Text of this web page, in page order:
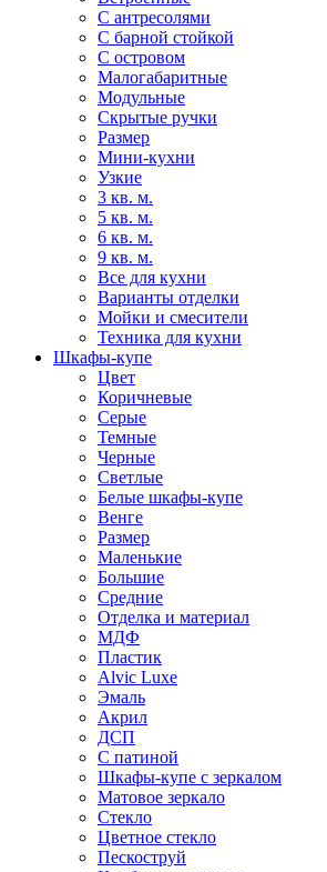
С антресолями
С барной стойкой
С островом
Малогабаритные
Модульные
Скрытые ручки
Размер
Мини-кухни
Узкие
3 кв. м.
5 кв. м.
6 кв. м.
9 кв. м.
Все для кухни
Варианты отделки
Мойки и смесители
Техника для кухни
Шкафы-купе
Цвет
Коричневые
Серые
Темные
Черные
Светлые
Белые шкафы-купе
Венге
Размер
Маленькие
Большие
Средние
Отделка и материал
МДФ
Пластик
Alvic Luxe
Эмаль
Акрил
ДСП
С патиной
Шкафы-купе с зеркалом
Матовое зеркало
Стекло
Цветное стекло
Пескоструй